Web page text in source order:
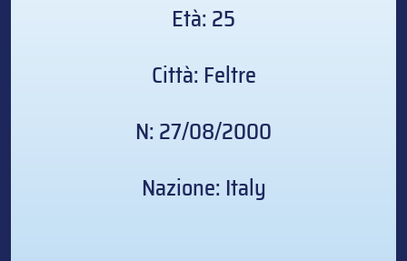
Età: 25
Città: Feltre
N: 27/08/2000
Nazione: Italy